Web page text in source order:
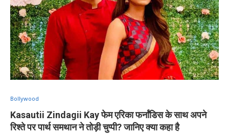
Bollywood
Kasautii Zindagii Kay फेम एरिका फर्नांडिस के साथ अपने
रिश्ते पर पार्थ समथान ने तोड़ी चुप्पी? जानिए क्या कहा है